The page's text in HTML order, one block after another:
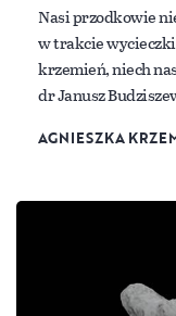
Nasi przodkowie
w trakcie wycieczki
krzemień, niech
dr Janusz
AGNIESZKA